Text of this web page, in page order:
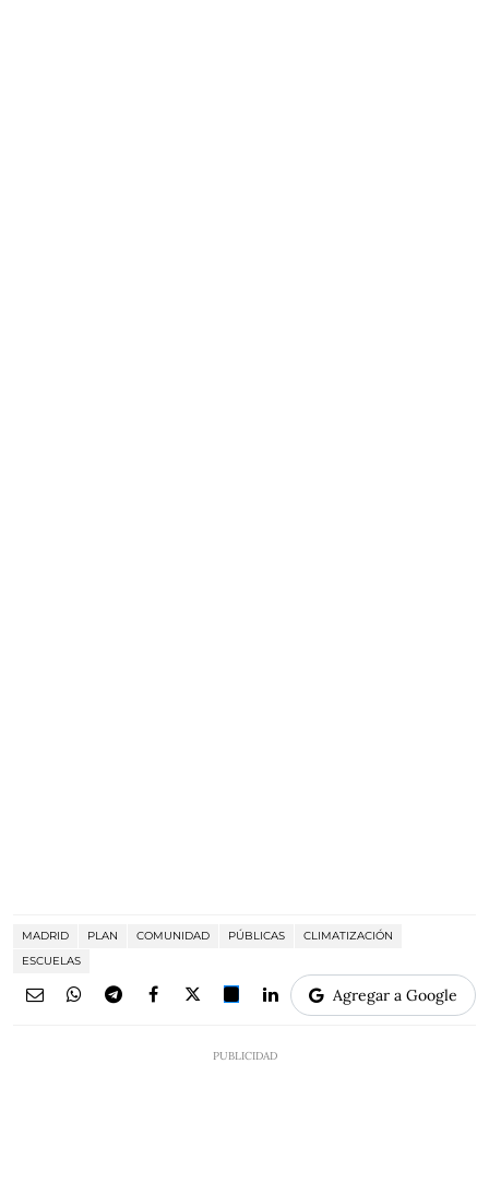
MADRID PLAN COMUNIDAD PÚBLICAS
CLIMATIZACIÓN
ESCUELAS
Agregar a Google